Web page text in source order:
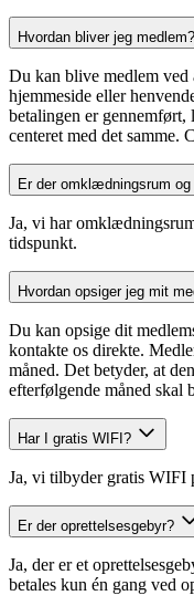
Hvordan bliver jeg medlem?
Du kan blive medlem ved
hjemmeside eller
betalingen er
centeret med det samme.
Er der omklædningsrum og
Ja, vi har
tidspunkt.
Hvordan opsiger jeg mit
Du kan opsige dit
kontakte os direkte.
måned. Det betyder, at
efterfølgende måned skal
Har I gratis WIFI?
Ja, vi tilbyder gratis WIFI
Er der oprettelsesgebyr?
Ja, der er et
betales kun én gang ved